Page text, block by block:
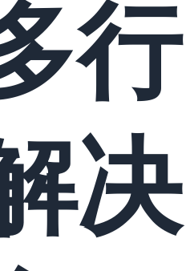
行
决